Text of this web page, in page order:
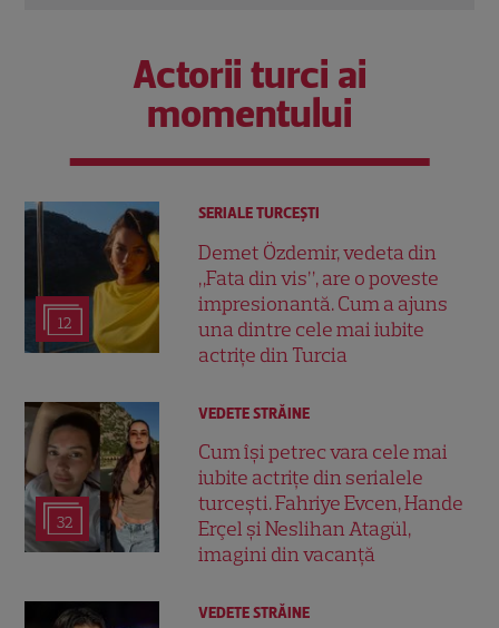
Actorii turci ai
momentului
12
SERIALE TURCEŞTI
Demet Özdemir, vedeta din
„Fata din vis”, are o poveste
impresionantă. Cum a ajuns
una dintre cele mai iubite
actrițe din Turcia
32
VEDETE STRĂINE
Cum își petrec vara cele mai
iubite actrițe din serialele
turcești. Fahriye Evcen, Hande
Erçel și Neslihan Atagül,
imagini din vacanță
VEDETE STRĂINE